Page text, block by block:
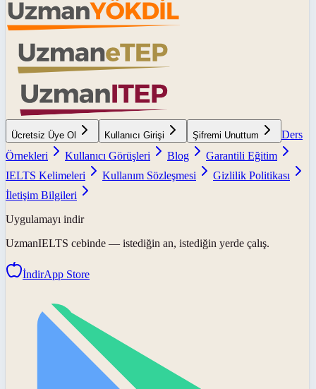
Ücretsiz Üye Ol Kullanıcı Girişi Şifremi Unuttum
Ders
Örnekleri
Kullanıcı Görüşleri Blog
Garantili Eğitim
IELTS Kelimeleri
Kullanım Sözleşmesi
Gizlilik Politikası
İletişim Bilgileri
Uygulamayı indir
UzmanIELTS cebinde — istediğin an, istediğin yerde çalış.
İndirApp Store